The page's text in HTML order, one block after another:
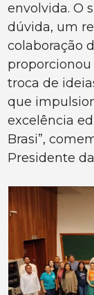
envolvida. O
dúvida, um
colaboração
troca de
que
excelência
Brasi”,
Presidente